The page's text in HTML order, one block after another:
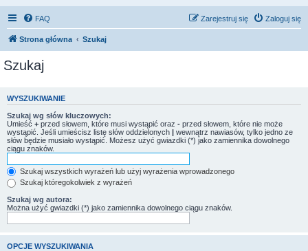
FAQ Zaloguj się
Zarejestruj się
Strona główna Szukaj
Szukaj
WYSZUKIWANIE
Szukaj wg słów kluczowych:
Umieść + przed słowem, które musi wystąpić oraz - przed słowem, które nie może
wystąpić. Jeśli umieścisz listę słów oddzielonych | wewnątrz nawiasów, tylko jedno ze
słów będzie musiało wystąpić. Możesz użyć gwiazdki (*) jako zamiennika dowolnego
ciągu znaków.
Szukaj wszystkich wyrażeń lub użyj wyrażenia wprowadzonego
Szukaj któregokolwiek z wyrażeń
Szukaj wg autora:
Można użyć gwiazdki (*) jako zamiennika dowolnego ciągu znaków.
OPCJE WYSZUKIWANIA